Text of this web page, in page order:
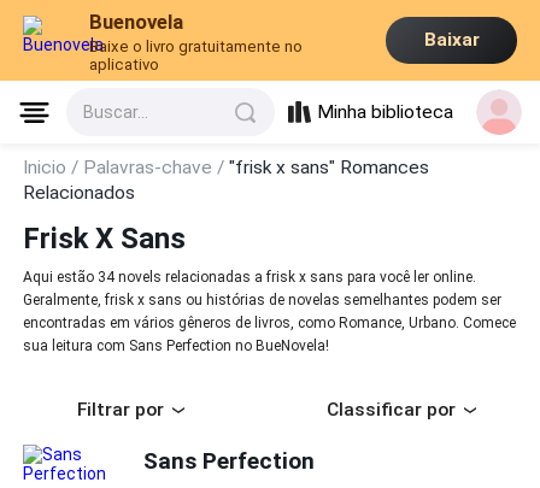
Buenovela
Baixe o livro gratuitamente no
aplicativo
Baixar
Buscar... Minha biblioteca
Inicio / Palavras-chave /"frisk x sans" Romances
Relacionados
Frisk X Sans
Aqui estão 34 novels relacionadas a frisk x sans para você ler online.
Geralmente, frisk x sans ou histórias de novelas semelhantes podem ser
encontradas em vários gêneros de livros, como Romance, Urbano. Comece
sua leitura com Sans Perfection no BueNovela!
Filtrar por Classificar por
Sans Perfection